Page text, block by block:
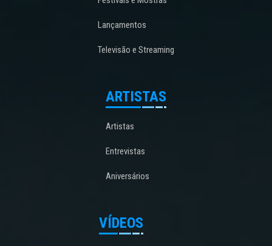
Lançamentos
Televisão e Streaming
ARTISTAS
Artistas
Entrevistas
Aniversários
VÍDEOS